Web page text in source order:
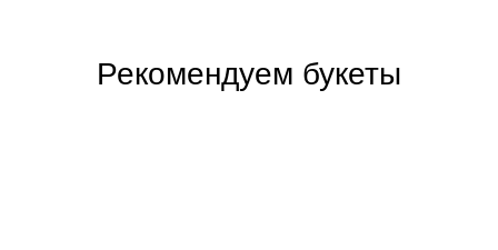
Рекомендуем букеты